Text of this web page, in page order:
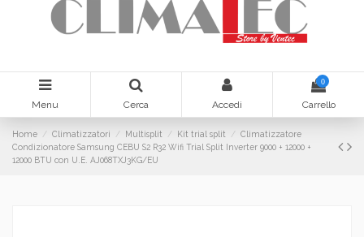
Menu Cerca Accedi
0
Carrello
Home Climatizzatori Multisplit Kit trial split
Climatizzatore
Condizionatore Samsung CEBU S2 R32 Wifi Trial Split Inverter 9000 + 12000 +
12000 BTU con U.E. AJ068TXJ3KG/EU